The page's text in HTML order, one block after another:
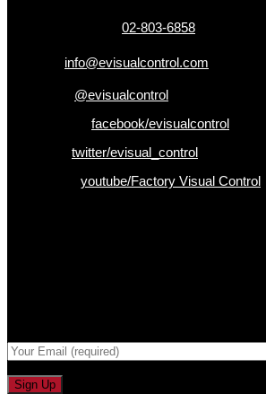
02-803-6858
info@evisualcontrol.com
@evisualcontrol
facebook/evisualcontrol
twitter/evisual_control
youtube/Factory Visual Control